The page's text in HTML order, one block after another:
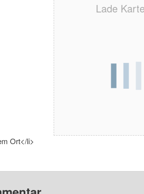
Lade
Ort</li>